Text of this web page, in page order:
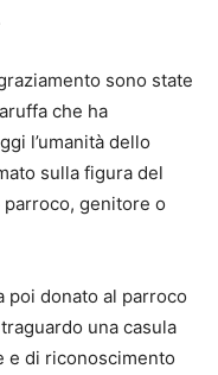
sono state
che ha
l’umanità dello
sulla figura del
genitore o
poi donato al parroco
una casula
e di riconoscimento